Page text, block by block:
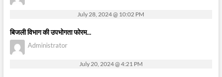
July 28, 2024 @ 10:02 PM
बिजली विभाग की उपभोगता फोरम...
Administrator
July 20, 2024 @ 4:21 PM